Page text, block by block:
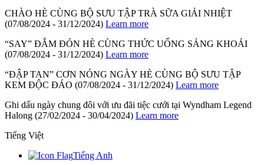
CHÀO HÈ CÙNG BỘ SƯU TẬP TRÀ SỮA GIẢI NHIỆT
(07/08/2024 - 31/12/2024) Learn more
“SAY” ĐẮM ĐÓN HÈ CÙNG THỨC UỐNG SẢNG KHOÁI
(07/08/2024 - 31/12/2024) Learn more
“ĐẬP TAN” CƠN NÓNG NGÀY HÈ CÙNG BỘ SƯU TẬP
KEM ĐỘC ĐÁO (07/08/2024 - 31/12/2024) Learn more
Ghi dấu ngày chung đôi với ưu đãi tiệc cưới tại Wyndham Legend
Halong (27/02/2024 - 30/04/2024) Learn more
Tiếng Việt
Tiếng Anh